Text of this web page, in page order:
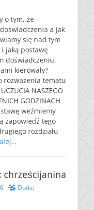
o tym, że
a jak
się nad tym
jaką postawę
doświadczeniu,
kierowały?
rozważenia tematu
NASZEGO
GODZINACH
weźmiemy
zapowiedź tego
rozdziału
chrześcijanina
Dodaj